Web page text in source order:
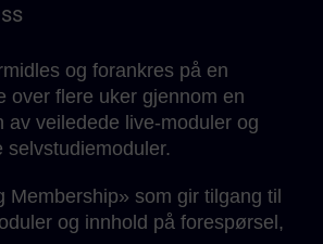
og forankres på en
over flere uker gjennom en
av veiledede live-moduler og
selvstudiemoduler.
Membership» som gir tilgang til
og innhold på forespørsel,